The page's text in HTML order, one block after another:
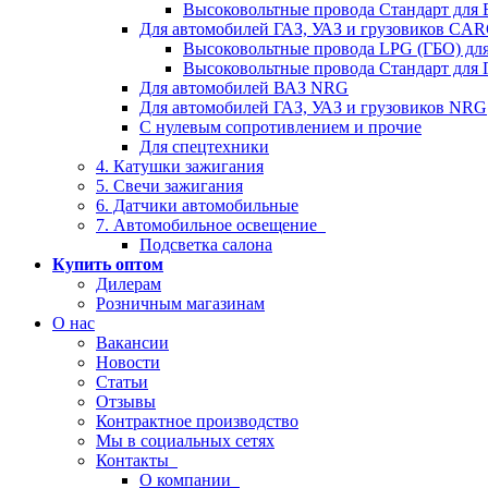
Высоковольтные провода Стандарт для
Для автомобилей ГАЗ, УАЗ и грузовиков
Высоковольтные провода LPG (ГБО)
Высоковольтные провода Стандарт для
Для автомобилей ВАЗ NRG
Для автомобилей ГАЗ, УАЗ и грузовиков NRG
С нулевым сопротивлением и прочие
Для спецтехники
4. Катушки зажигания
5. Свечи зажигания
6. Датчики автомобильные
7. Автомобильное освещение
Подсветка салона
Купить оптом
Дилерам
Розничным магазинам
О нас
Вакансии
Новости
Статьи
Отзывы
Контрактное производство
Мы в социальных сетях
Контакты
О компании